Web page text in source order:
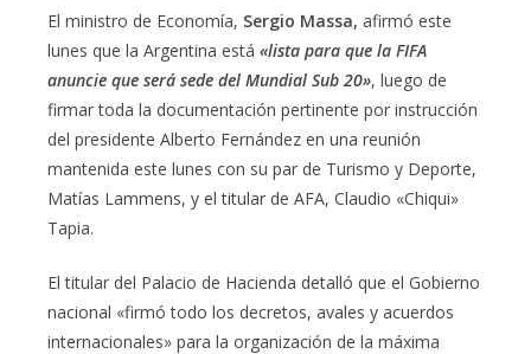
El ministro de Economía, Sergio Massa, afirmó este
lunes que la Argentina está «lista para que la FIFA
anuncie que será sede del Mundial Sub 20», luego de
firmar toda la documentación pertinente por instrucción
del presidente Alberto Fernández en una reunión
mantenida este lunes con su par de Turismo y Deporte,
Matías Lammens, y el titular de AFA, Claudio «Chiqui»
Tapia.
El titular del Palacio de Hacienda detalló que el Gobierno
nacional «firmó todo los decretos, avales y acuerdos
internacionales» para la organización de la máxima